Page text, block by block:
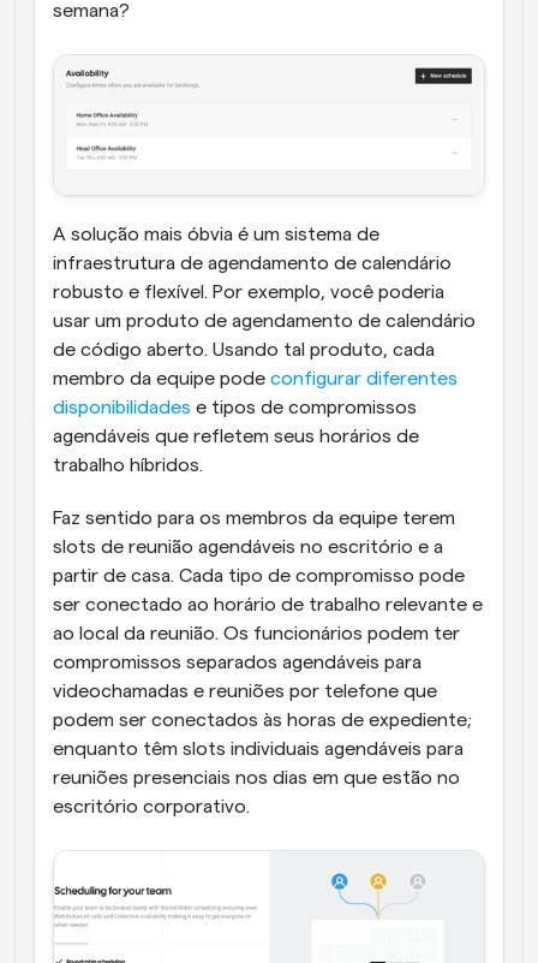
semana?
A solução mais óbvia é um sistema de
infraestrutura de agendamento de calendário
robusto e flexível. Por exemplo, você poderia
usar um produto de agendamento de calendário
de código aberto. Usando tal produto, cada
membro da equipe pode configurar diferentes
disponibilidades e tipos de compromissos
agendáveis que refletem seus horários de
trabalho híbridos.
Faz sentido para os membros da equipe terem
slots de reunião agendáveis no escritório e a
partir de casa. Cada tipo de compromisso pode
ser conectado ao horário de trabalho relevante e
ao local da reunião. Os funcionários podem ter
compromissos separados agendáveis para
videochamadas e reuniões por telefone que
podem ser conectados às horas de expediente;
enquanto têm slots individuais agendáveis para
reuniões presenciais nos dias em que estão no
escritório corporativo.